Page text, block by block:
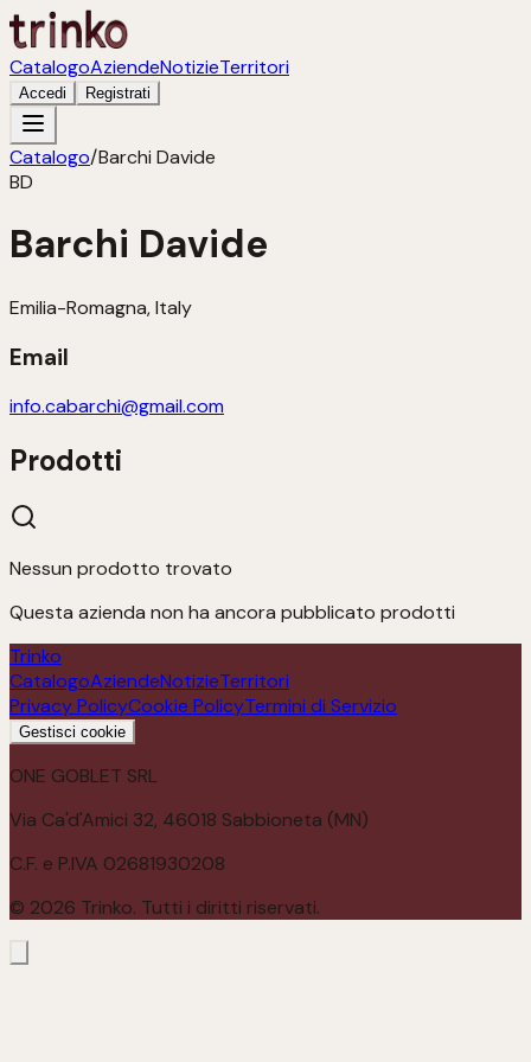
CatalogoAziendeNotizieTerritori
Accedi Registrati
Catalogo/Barchi Davide
BD
Barchi Davide
Emilia-Romagna, Italy
Email
info.cabarchi@gmail.com
Prodotti
Nessun prodotto trovato
Questa azienda non ha ancora pubblicato prodotti
Trinko
CatalogoAziendeNotizieTerritori
Privacy PolicyCookie PolicyTermini di Servizio
Gestisci cookie
ONE GOBLET SRL
Via Ca'd'Amici 32, 46018 Sabbioneta (MN)
C.F. e P.IVA 02681930208
© 2026 Trinko. Tutti i diritti riservati.